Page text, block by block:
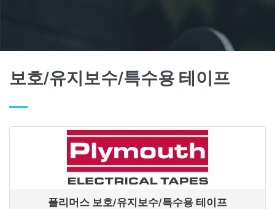
보호/유지보수/특수용 테이프
플리머스 보호/유지보수/특수용 테이프